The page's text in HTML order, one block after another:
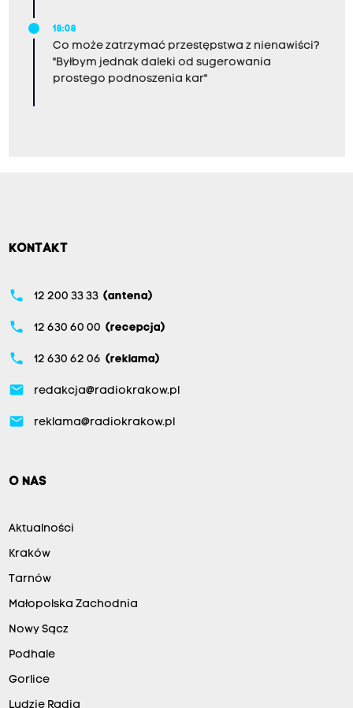
18:08
Co może zatrzymać przestępstwa z nienawiści?
"Byłbym jednak daleki od sugerowania
prostego podnoszenia kar"
KONTAKT
phone 12 200 33 33 (antena)
phone 12 630 60 00 (recepcja)
phone 12 630 62 06 (reklama)
email redakcja@radiokrakow.pl
email reklama@radiokrakow.pl
O NAS
Aktualności
Kraków
Tarnów
Małopolska Zachodnia
Nowy Sącz
Podhale
Gorlice
Ludzie Radia